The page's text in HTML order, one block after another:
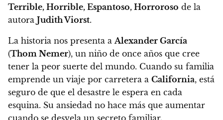
Terrible, Horrible, Espantoso, Horroroso de la
autora Judith Viorst.
La historia nos presenta aAlexander García
(Thom Nemer), un niño de once años que cree
tener la peor suerte del mundo. Cuando su familia
emprende un viaje por carretera a California, está
seguro de que el desastre le espera en cada
esquina. Su ansiedad no hace más que aumentar